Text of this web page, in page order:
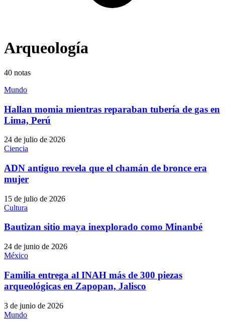
Arqueología
40 notas
Mundo
Hallan momia mientras reparaban tubería de gas en
Lima, Perú
24 de julio de 2026
Ciencia
ADN antiguo revela que el chamán de bronce era
mujer
15 de julio de 2026
Cultura
Bautizan sitio maya inexplorado como Minanbé
24 de junio de 2026
México
Familia entrega al INAH más de 300 piezas
arqueológicas en Zapopan, Jalisco
3 de junio de 2026
Mundo